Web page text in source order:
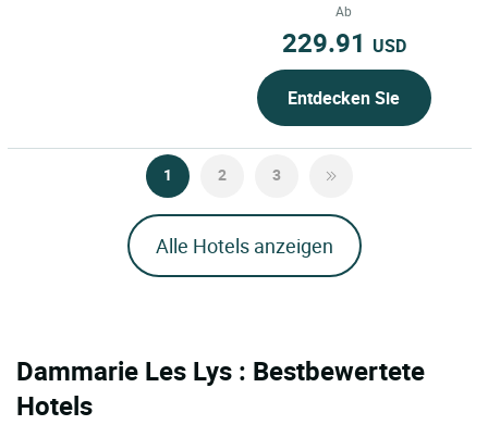
Arrondissements von Paris...
Ab
229.91 USD
Entdecken Sie
1 2 3
Alle Hotels anzeigen
Dammarie Les Lys : Bestbewertete
Hotels